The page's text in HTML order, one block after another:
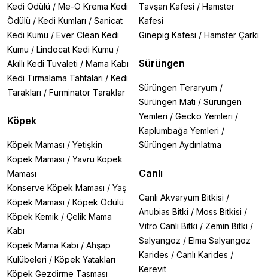
Kedi Ödülü / Me-O Krema Kedi
Ödülü / Kedi Kumları / Sanicat
Kedi Kumu / Ever Clean Kedi
Kumu / Lindocat Kedi Kumu /
Akıllı Kedi Tuvaleti / Mama Kabı
Kedi Tırmalama Tahtaları / Kedi
Tarakları / Furminator Taraklar
Köpek
Köpek Maması / Yetişkin
Köpek Maması / Yavru Köpek
Maması
Konserve Köpek Maması / Yaş
Köpek Maması / Köpek Ödülü
Köpek Kemik / Çelik Mama
Kabı
Köpek Mama Kabı / Ahşap
Kulübeleri / Köpek Yatakları
Köpek Gezdirme Tasması
Tavşan Kafesi / Hamster
Kafesi
Ginepig Kafesi / Hamster Çarkı
Sürüngen
Sürüngen Teraryum /
Sürüngen Matı / Sürüngen
Yemleri / Gecko Yemleri /
Kaplumbağa Yemleri /
Sürüngen Aydınlatma
Canlı
Canlı Akvaryum Bitkisi /
Anubias Bitki / Moss Bitkisi /
Vitro Canlı Bitki / Zemin Bitki /
Salyangoz / Elma Salyangoz
Karides / Canlı Karides /
Kerevit